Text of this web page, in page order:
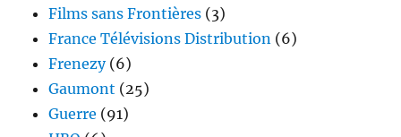
Films sans Frontières (3)
France Télévisions Distribution (6)
Frenezy(6)
Gaumont (25)
Guerre (91)